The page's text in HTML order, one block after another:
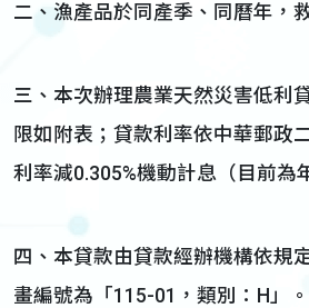
二、漁產品於同產季、同曆年，
三、本次辦理農業天然災害低利
限如附表；貸款利率依中華郵政
利率減0.305%機動計息（目前為
四、本貸款由貸款經辦機構依規
畫編號為「115-01，類別：H」。